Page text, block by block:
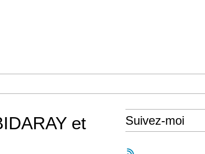
et
Suivez-moi